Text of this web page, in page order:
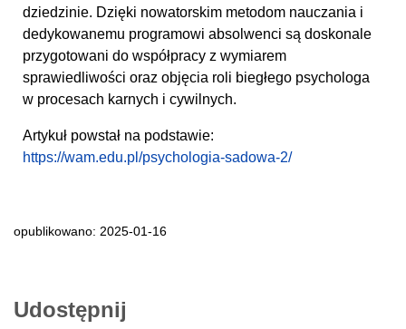
dziedzinie. Dzięki nowatorskim metodom nauczania i
dedykowanemu programowi absolwenci są doskonale
przygotowani do współpracy z wymiarem
sprawiedliwości oraz objęcia roli biegłego psychologa
w procesach karnych i cywilnych.
Artykuł powstał na podstawie:
https://wam.edu.pl/psychologia-sadowa-2/
opublikowano: 2025-01-16
Udostępnij